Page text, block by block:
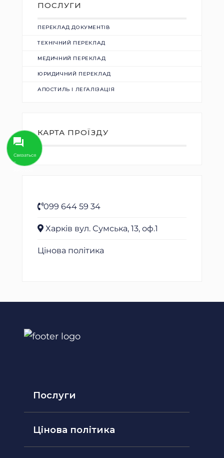
Связаться
с
ПОСЛУГИ
ПЕРЕКЛАД ДОКУМЕНТІВ
ТЕХНІЧНИЙ ПЕРЕКЛАД
МЕДИЧНИЙ ПЕРЕКЛАД
ЮРИДИЧНИЙ ПЕРЕКЛАД
АПОСТИЛЬ І ЛЕГАЛІЗАЦІЯ
КАРТА ПРОЇЗДУ
099 644 59 34
Харків вул. Сумська, 13, оф.1
Цінова політика
Послуги
Цінова політика